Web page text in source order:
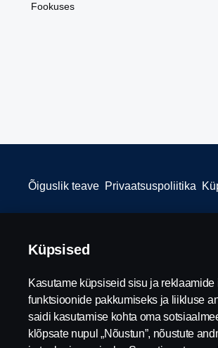
Fookuses
Õiguslik teave Privaatsuspoliitika
Küpsised
Kasutame küpsiseid sisu ja
funktsioonide pakkumiseks ja liikluse
saidi kasutamise kohta oma
klõpsate nupul „Nõustun”, nõustute